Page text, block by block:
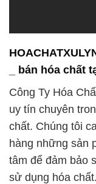
_ bán hóa chất
Công Ty Hóa
uy tín chuyên
chất. Chúng tôi
hàng những sản
tâm để đảm bảo
sử dụng hóa chất.